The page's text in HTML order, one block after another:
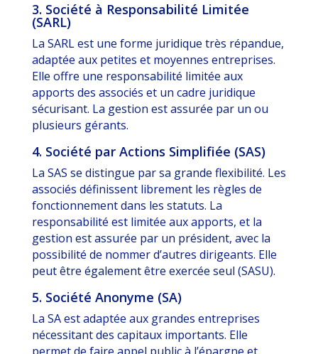
3. Société à Responsabilité Limitée
(SARL)
La SARL est une forme juridique très répandue,
adaptée aux petites et moyennes entreprises.
Elle offre une responsabilité limitée aux
apports des associés et un cadre juridique
sécurisant. La gestion est assurée par un ou
plusieurs gérants.
4. Société par Actions Simplifiée (SAS)
La SAS se distingue par sa grande flexibilité. Les
associés définissent librement les règles de
fonctionnement dans les statuts. La
responsabilité est limitée aux apports, et la
gestion est assurée par un président, avec la
possibilité de nommer d’autres dirigeants. Elle
peut être également être exercée seul (SASU).
5. Société Anonyme (SA)
La SA est adaptée aux grandes entreprises
nécessitant des capitaux importants. Elle